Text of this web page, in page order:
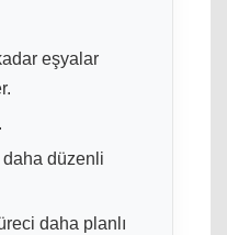
eşyalar
düzenli
daha planlı